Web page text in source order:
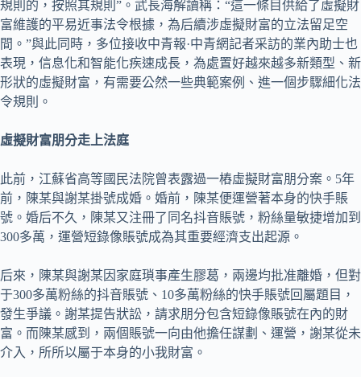
規則的，按照其規則”。武長海解讀稱：“這一條目供給了虛擬財
富維護的平易近事法令根據，為后續涉虛擬財富的立法留足空
間。”與此同時，多位接收中青報·中青網記者采訪的業內助士也
表現，信息化和智能化疾速成長，為處置好越來越多新類型、新
形狀的虛擬財富，有需要公然一些典範案例、進一個步驟細化法
令規則。
虛擬財富朋分走上法庭
此前，江蘇省高等國民法院曾表露過一樁虛擬財富朋分案。5年
前，陳某與謝某掛號成婚。婚前，陳某便運營著本身的快手賬
號。婚后不久，陳某又注冊了同名抖音賬號，粉絲量敏捷增加到
300多萬，運營短錄像賬號成為其重要經濟支出起源。
后來，陳某與謝某因家庭瑣事產生膠葛，兩邊均批准離婚，但對
于300多萬粉絲的抖音賬號、10多萬粉絲的快手賬號回屬題目，
發生爭議。謝某提告狀訟，請求朋分包含短錄像賬號在內的財
富。而陳某感到，兩個賬號一向由他擔任謀劃、運營，謝某從未
介入，所所以屬于本身的小我財富。